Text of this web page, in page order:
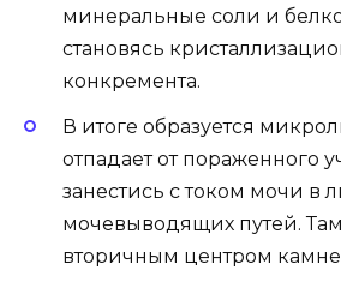
минеральные соли и
становясь
конкремента.
В итоге образуется
отпадает от пораженного
занестись с током мочи в
мочевыводящих путей. Там
вторичным центром